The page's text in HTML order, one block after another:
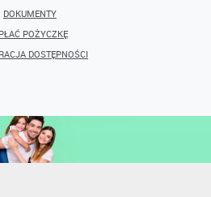
DOKUMENTY
POŻYCZKĘ
DOSTĘPNOŚCI